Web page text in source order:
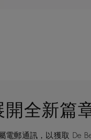
開全新篇
電郵通訊，以獲取 De
領域獨樹一幟，因為
物或造訪實體精品店，
的世界
，靈感來自非洲的自